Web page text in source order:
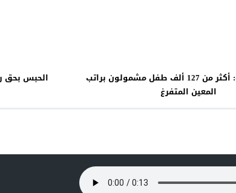
العمل العراقية: أكثر من 127 ألف طفل مشمولون براتب
المعين المتفرغ
الحبس بحق